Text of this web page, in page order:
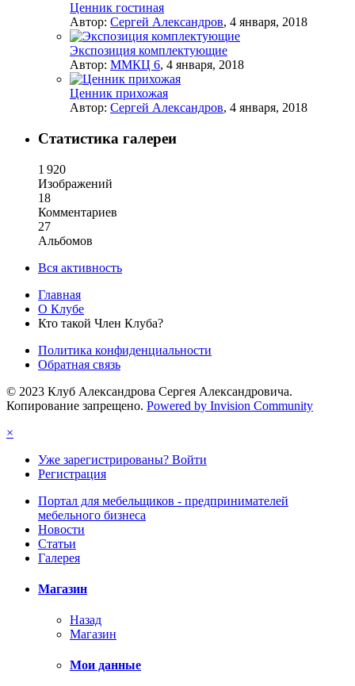
Ценник гостиная
Автор: Сергей Александров, 4 января, 2018
Экспозиция комплектующие
Автор: ММКЦ 6, 4 января, 2018
Ценник прихожая
Автор: Сергей Александров, 4 января, 2018
Статистика галереи
1 920
Изображений
18
Комментариев
27
Альбомов
Вся активность
Главная
О Клубе
Кто такой Член Клуба?
Политика конфиденциальности
Обратная связь
© 2023 Клуб Александрова Сергея Александровича.
Копирование запрещено. Powered by Invision Community
×
Уже зарегистрированы? Войти
Регистрация
Портал для мебельщиков - предпринимателей
мебельного бизнеса
Новости
Статьи
Галерея
Магазин
Назад
Магазин
Мои данные